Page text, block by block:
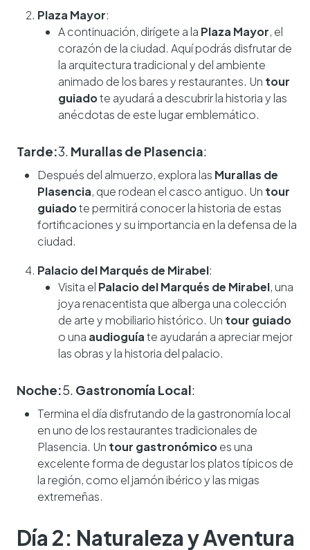
Plaza Mayor:
A continuación, dirígete a la Plaza Mayor, el
corazón de la ciudad. Aquí podrás disfrutar de
la arquitectura tradicional y del ambiente
animado de los bares y restaurantes. Un tour
guiadote ayudará a descubrir la historia y las
anécdotas de este lugar emblemático.
Tarde:3. Murallas de Plasencia:
Después del almuerzo, explora las Murallas de
Plasencia, que rodean el casco antiguo. Un tour
guiadote permitirá conocer la historia de estas
fortificaciones y su importancia en la defensa de la
ciudad.
Palacio del Marqués de Mirabel:
Visita el Palacio del Marqués de Mirabel, una
joya renacentista que alberga una colección
de arte y mobiliario histórico. Un tour guiado
o una audioguíate ayudarán a apreciar mejor
las obras y la historia del palacio.
Noche:5. Gastronomía Local:
Termina el día disfrutando de la gastronomía local
en uno de los restaurantes tradicionales de
Plasencia. Un tour gastronómicoes una
excelente forma de degustar los platos típicos de
la región, como el jamón ibérico y las migas
extremeñas.
Día 2: Naturaleza y Aventura